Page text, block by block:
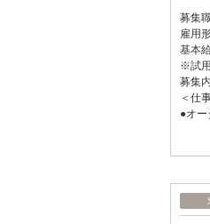
募集
雇用
基本
※試
募集
＜仕
●オ